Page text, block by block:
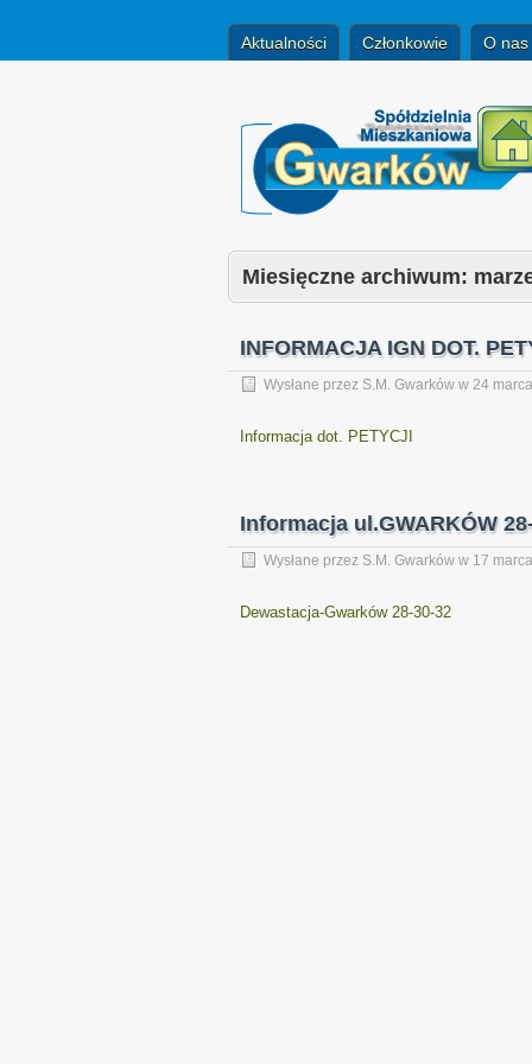
Aktualności Członkowie O nas
Miesięczne archiwum:
INFORMACJA IGN DOT.
Wysłane przez S.M. Gwarków w 24
Informacja dot. PETYCJI
Informacja ul.GWARKÓW
Wysłane przez S.M. Gwarków w 17
Dewastacja-Gwarków 28-30-32